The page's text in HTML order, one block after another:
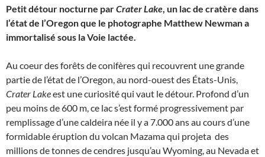
Petit détour nocturne parCrater Lake, un lac de cratère dans
l’état de l’Oregon que le photographe Matthew Newman a
immortalisé sous la Voie lactée.
Au coeur des forêts de conifères qui recouvrent une grande
partie de l’état de l’Oregon, au nord-ouest des États-Unis,
Crater Lakeest une curiosité qui vaut le détour. Profond d’un
peu moins de 600 m, ce lac s’est formé progressivement par
remplissage d’une caldeira née il y a 7.000 ans au cours d’une
formidable éruption du volcan Mazama qui projeta des
millions de tonnes de cendres jusqu’au Wyoming, au Nevada et